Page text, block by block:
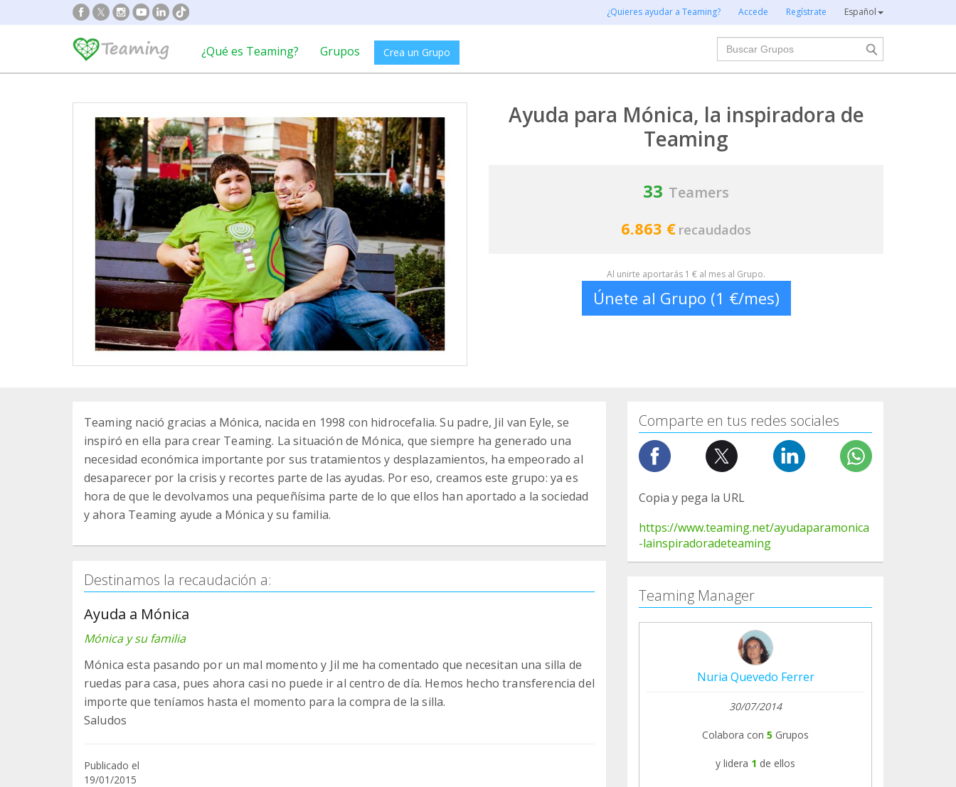
¿Quieres ayudar a Teaming? Accede Regístrate Español
¿Qué es Teaming? Grupos Crea un Grupo
Buscar
Ayuda para Mónica, la inspiradora de
Teaming
33 Teamers
6.863 € recaudados
Al unirte aportarás 1 € al mes al Grupo.
Únete al Grupo (1 €/mes)
Teaming nació gracias a Mónica, nacida en 1998 con hidrocefalia. Su padre, Jil van Eyle, se
inspiró en ella para crear Teaming. La situación de Mónica, que siempre ha generado una
necesidad económica importante por sus tratamientos y desplazamientos, ha empeorado al
desaparecer por la crisis y recortes parte de las ayudas. Por eso, creamos este grupo: ya es
hora de que le devolvamos una pequeñísima parte de lo que ellos han aportado a la sociedad
y ahora Teaming ayude a Mónica y su familia.
Destinamos la recaudación a:
Ayuda a Mónica
Mónica y su familia
Mónica esta pasando por un mal momento y Jil me ha comentado que necesitan una silla de
ruedas para casa, pues ahora casi no puede ir al centro de día. Hemos hecho transferencia del
importe que teníamos hasta el momento para la compra de la silla.
Publicado el
19/01/2015
Comparte en tus redes sociales
Copia y pega la URL
https://www.teaming.net/ayudaparamonica
-lainspiradoradeteaming
Teaming Manager
Nuria Quevedo Ferrer
30/07/2014
Colabora con 5 Grupos
y lidera 1 de ellos